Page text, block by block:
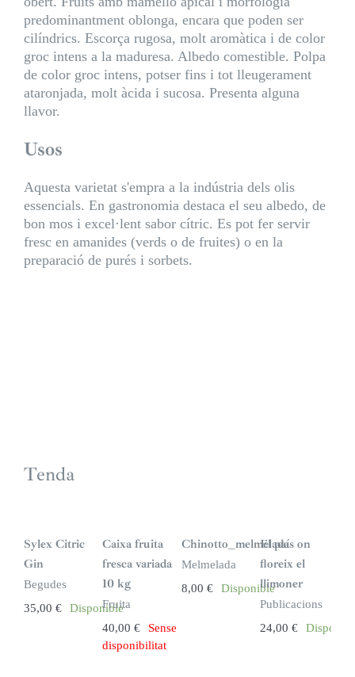
predominantment oblonga, encara que poden ser
cilíndrics. Escorça rugosa, molt aromàtica i de color
groc intens a la maduresa. Albedo comestible. Polpa
de color groc intens, potser fins i tot lleugerament
ataronjada, molt àcida i sucosa. Presenta alguna
llavor.
Usos
Aquesta varietat s'empra a la indústria dels olis
essencials. En gastronomia destaca el seu albedo, de
bon mos i excel·lent sabor cítric. Es pot fer servir
fresc en amanides (verds o de fruites) o en la
preparació de purés i sorbets.
Tenda
Sylex Citric
Gin
Begudes
35,00 € Disponible
n
s
t
o
c
k
Caixa fruita
fresca variada
10 kg
Fruita
40,00€
Sense
disponibilitat
Chinotto_melmelada
Melmelada
8,00 € Disponible
El país on
floreix el
llimoner
Publicacions
24,00€